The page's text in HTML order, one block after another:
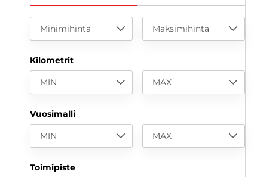
Minimihinta Maksimihinta
Kilometrit
MIN MAX
Vuosimalli
MIN MAX
Toimipiste